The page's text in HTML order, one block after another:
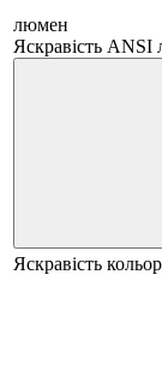
люмен
Яскравість ANSI
Яскравість